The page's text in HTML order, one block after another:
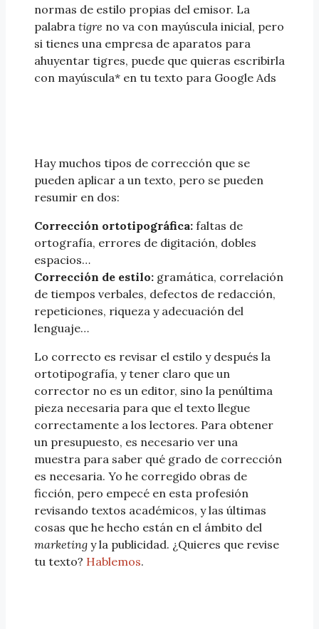
normas de estilo propias del emisor. La
palabra tigre no va con mayúscula inicial, pero
si tienes una empresa de aparatos para
ahuyentar tigres, puede que quieras escribirla
con mayúscula* en tu texto para Google Ads
Hay muchos tipos de corrección que se
pueden aplicar a un texto, pero se pueden
resumir en dos:
Corrección ortotipográfica: faltas de
ortografía, errores de digitación, dobles
espacios…
Corrección de estilo: gramática, correlación
de tiempos verbales, defectos de redacción,
repeticiones, riqueza y adecuación del
lenguaje…
Lo correcto es revisar el estilo y después la
ortotipografía, y tener claro que un
corrector no es un editor, sino la penúltima
pieza necesaria para que el texto llegue
correctamente a los lectores. Para obtener
un presupuesto, es necesario ver una
muestra para saber qué grado de corrección
es necesaria. Yo he corregido obras de
ficción, pero empecé en esta profesión
revisando textos académicos, y las últimas
cosas que he hecho están en el ámbito del
marketing y la publicidad. ¿Quieres que revise
tu texto? Hablemos.